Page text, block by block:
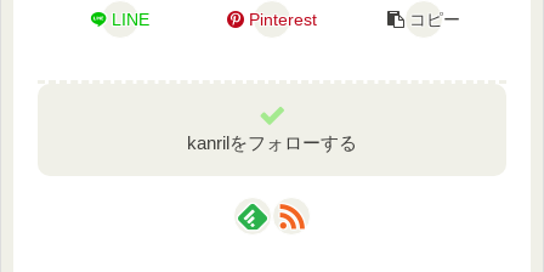
LINE Pinterest コピー
kanrilをフォローする